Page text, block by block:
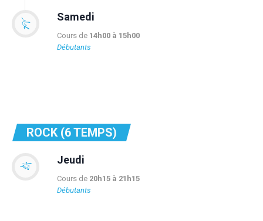
Samedi
Cours de 14h00 à 15h00
Débutants
ROCK (6 TEMPS)
Jeudi
Cours de 20h15 à 21h15
Débutants